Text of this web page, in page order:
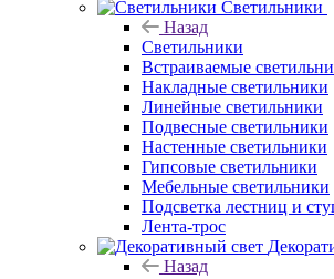
Светильники
Назад
Светильники
Встраиваемые
Накладные светильники
Линейные светильники
Подвесные светильники
Настенные светильники
Гипсовые светильники
Мебельные светильники
Подсветка лестниц и
Лента-трос
Назад